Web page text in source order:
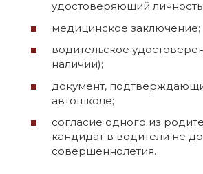
удостоверяющий личность;
медицинское заключение;
водительское
наличии);
документ,
автошколе;
согласие одного из
кандидат в водители не
совершеннолетия.